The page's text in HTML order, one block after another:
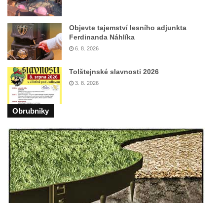
Objevte tajemství lesního adjunkta
Ferdinanda Náhlíka
6. 8. 2026
Tolštejnské slavnosti 2026
3. 8. 2026
Obrubniky